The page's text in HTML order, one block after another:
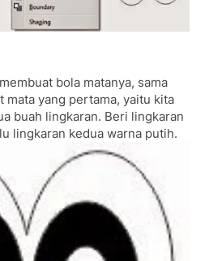
bola matanya, sama
yang pertama, yaitu kita
buah lingkaran. Beri lingkaran
lingkaran kedua warna putih.